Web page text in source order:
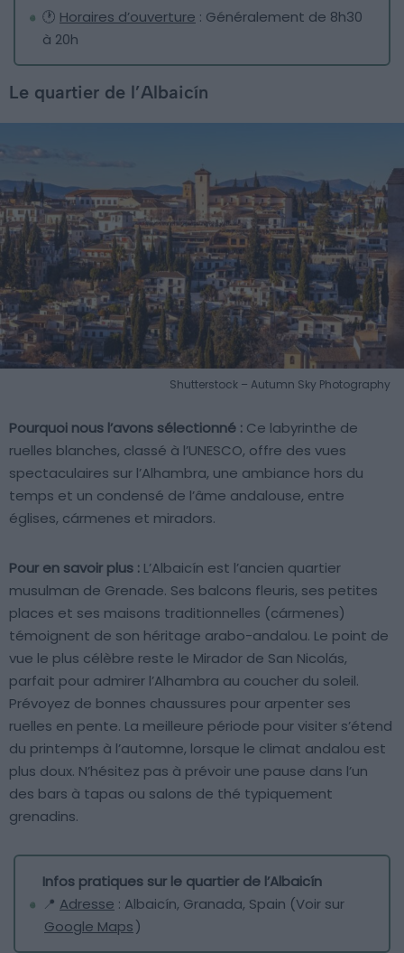
🕐 Horaires d’ouverture : Généralement de 8h30
à 20h
Le quartier de l’Albaicín
Shutterstock – Autumn Sky Photography
Pourquoi nous l’avons sélectionné : Ce labyrinthe de
ruelles blanches, classé à l’UNESCO, offre des vues
spectaculaires sur l’Alhambra, une ambiance hors du
temps et un condensé de l’âme andalouse, entre
églises, cármenes et miradors.
Pour en savoir plus : L’Albaicín est l’ancien quartier
musulman de Grenade. Ses balcons fleuris, ses petites
places et ses maisons traditionnelles (cármenes)
témoignent de son héritage arabo-andalou. Le point de
vue le plus célèbre reste le Mirador de San Nicolás,
parfait pour admirer l’Alhambra au coucher du soleil.
Prévoyez de bonnes chaussures pour arpenter ses
ruelles en pente. La meilleure période pour visiter s’étend
du printemps à l’automne, lorsque le climat andalou est
plus doux. N’hésitez pas à prévoir une pause dans l’un
des bars à tapas ou salons de thé typiquement
grenadins.
Infos pratiques sur le quartier de l’Albaicín
📍 Adresse : Albaicín, Granada, Spain (Voir sur
Google Maps)